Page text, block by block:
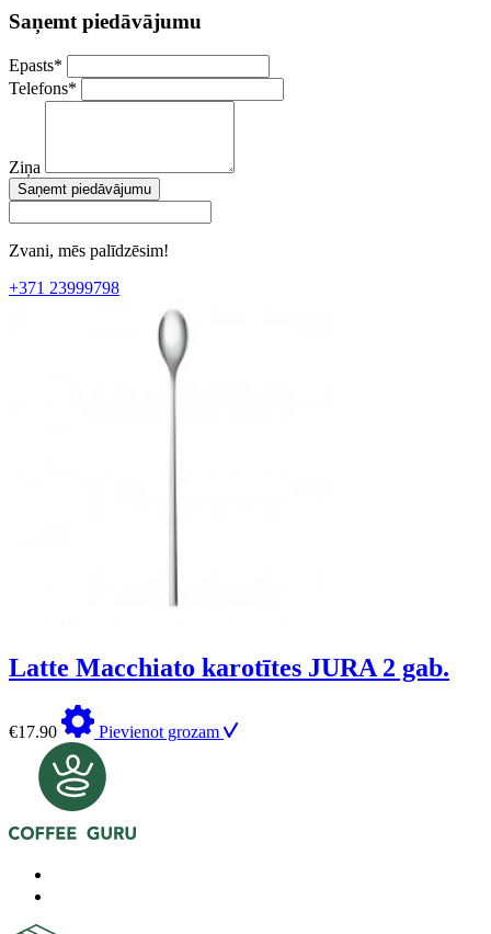
Saņemt piedāvājumu
Epasts*
Telefons*
Ziņa
Saņemt piedāvājumu
Zvani, mēs palīdzēsim!
+371 23999798
Latte Macchiato karotītes JURA 2 gab.
€17.90 Pievienot grozam